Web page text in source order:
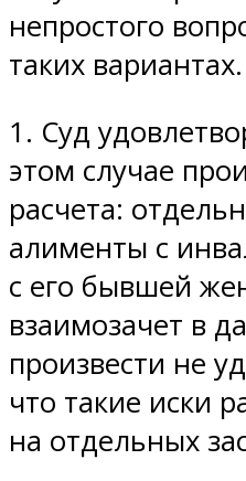
непростого
таких вариантах.
1. Суд
этом случае
расчета:
алименты с
с его бывшей
взаимозачет в
произвести не
что такие иски
на отдельных